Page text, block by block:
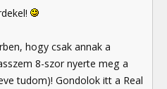
hogy csak annak a
8-szor nyerte meg a
tudom)! Gondolok itt a Real